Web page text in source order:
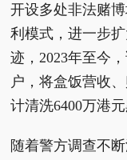
开设多处非法赌
利模式，进一步
迹，2023年至今
户，将盒饭营收
计清洗6400万港
随着警方调查不